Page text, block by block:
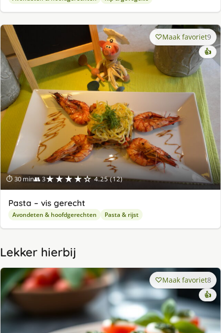
⏱ 30 min👥 3★★★★☆ 4.25 (12)
Maak favoriet9
👍
Pasta – vis gerecht
Avondeten & hoofdgerechten Pasta & rijst
Lekker hierbij
Maak favoriet8
👍